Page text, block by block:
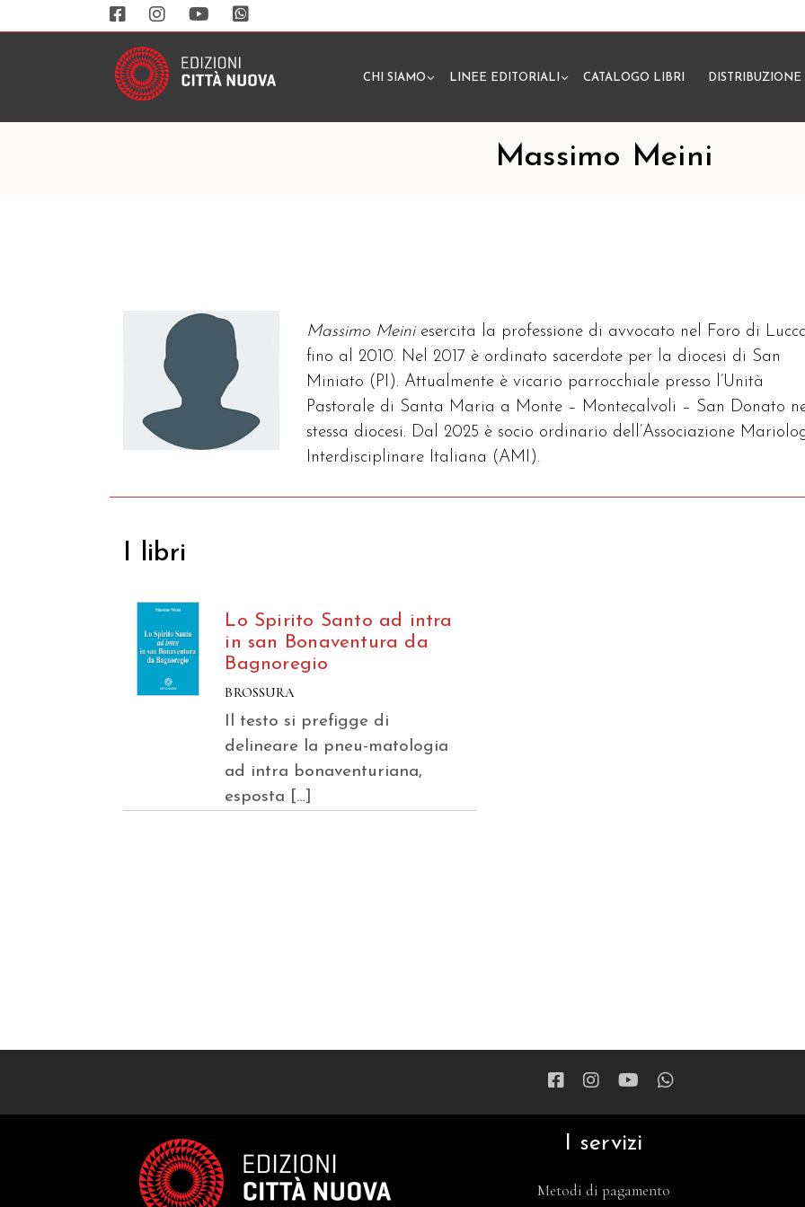
CHI SIAMO LINEE EDITORIALI CATALOGO LIBRI DISTRIBUZIONE
Massimo Meini
Massimo Meini esercita la professione di avvocato nel Foro di
fino al 2010. Nel 2017 è ordinato sacerdote per la diocesi di San
Miniato (PI). Attualmente è vicario parrocchiale presso l’Unità
Pastorale di Santa Maria a Monte – Montecalvoli – San Donato
stessa diocesi. Dal 2025 è socio ordinario dell’Associazione
Interdisciplinare Italiana (AMI).
I libri
Lo Spirito Santo ad intra
in san Bonaventura da
Bagnoregio
BROSSURA
Il testo si prefigge di
delineare la pneu-matologia
ad intra bonaventuriana,
esposta […]
I servizi
Metodi di pagamento